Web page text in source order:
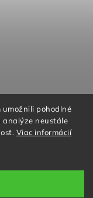
umožnili pohodlné
analýze neustále
Viac informácií